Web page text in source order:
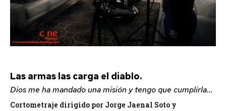
Las armas las carga el diablo.
Dios me ha mandado una misión y tengo que cumplirla…
Cortometraje dirigido por Jorge Jaenal Soto y